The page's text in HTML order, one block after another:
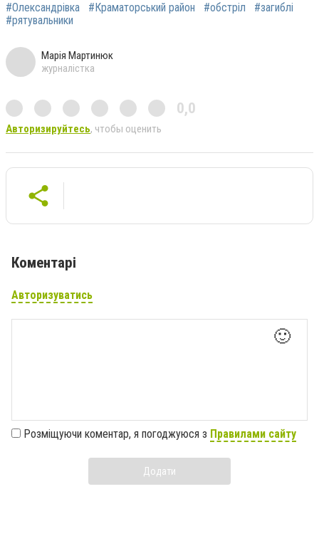
#Олександрівка #Краматорський район #обстріл
#загиблі
#рятувальники
Марія Мартинюк
журналістка
0,0
Авторизируйтесь, чтобы оценить
Коментарі
Авторизуватись
🙂
Розміщуючи коментар, я погоджуюся з Правилами сайту
Додати